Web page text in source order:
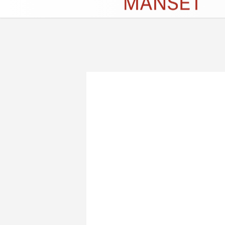
İletişim Çerez Politikası